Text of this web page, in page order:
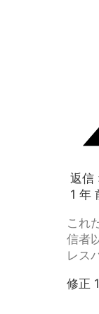
返信
1 年
これ
信者
レス
修正